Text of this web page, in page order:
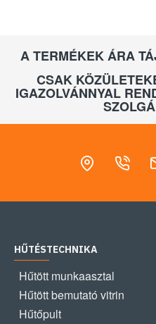
A TERMÉKEK ÁRA
CSAK
IGAZOLVÁNNYAL
HŰTÉSTECHNIKA
Hűtött munkaasztal
Hűtött bemutató vitrin
Hűtőpult